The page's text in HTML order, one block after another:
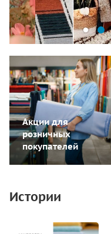
Акции для
розничных
покупателей
Истории